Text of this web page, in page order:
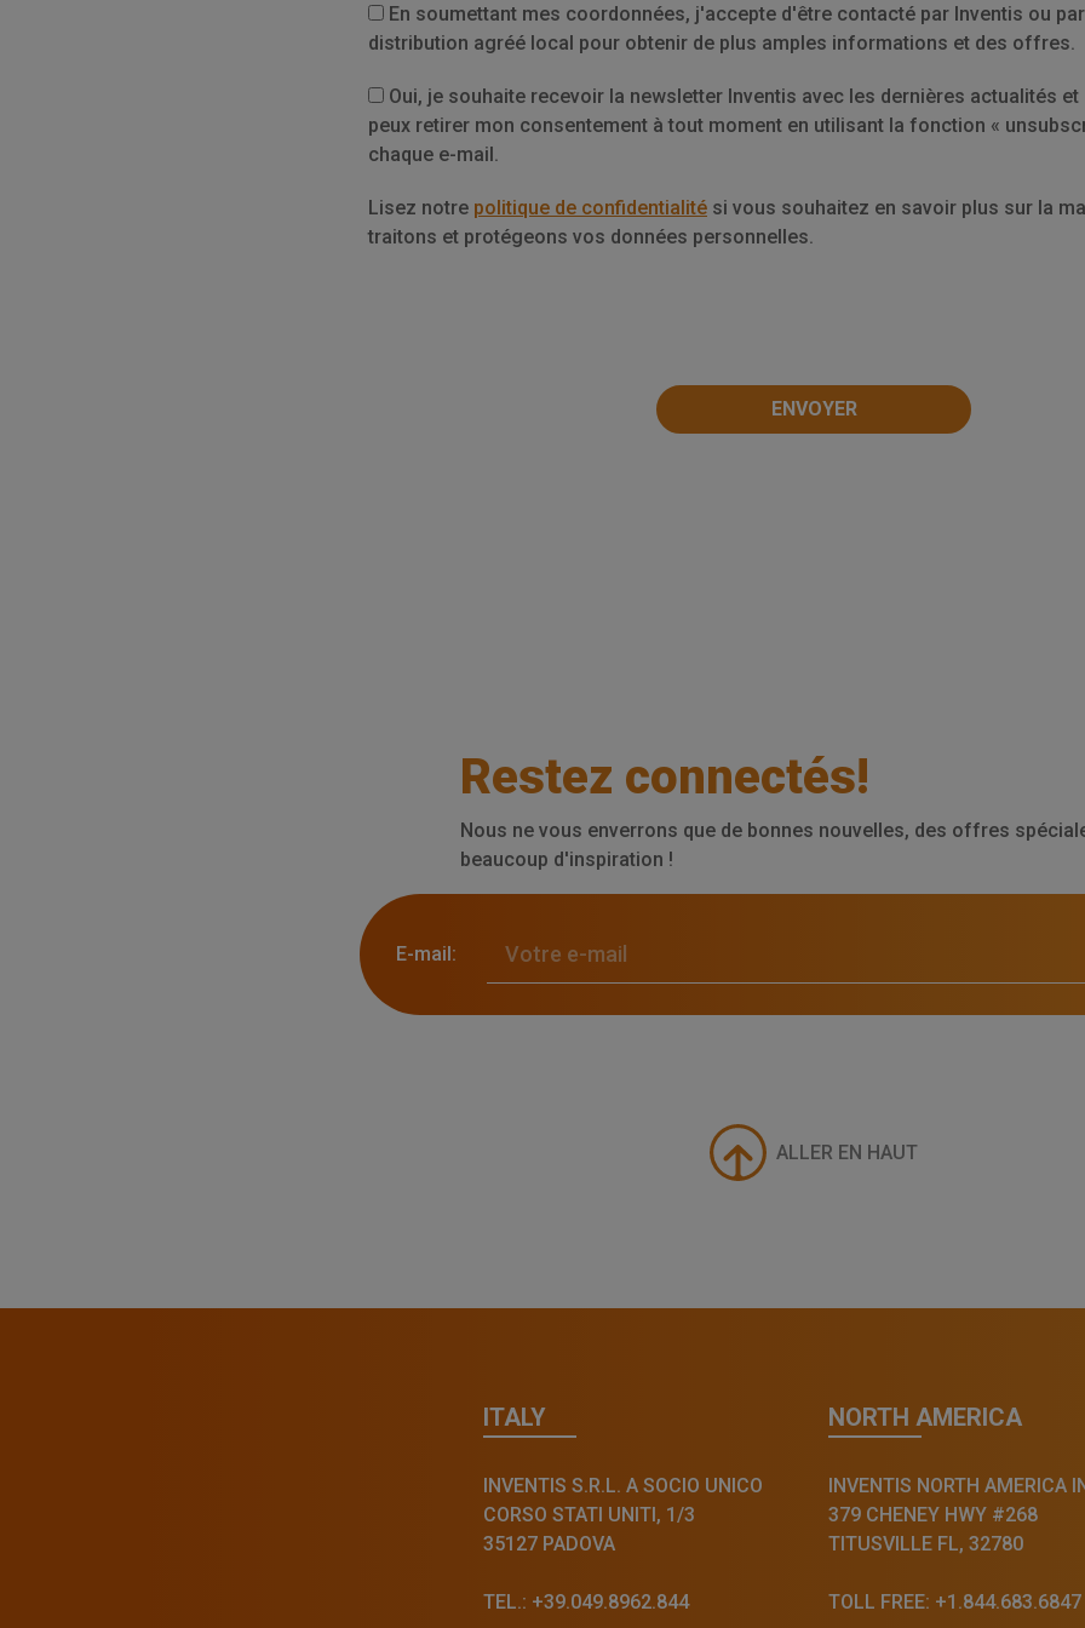
En soumettant mes coordonnées, j'accepte d'être contacté par Inventis ou
distribution agréé local pour obtenir de plus amples informations et des offres.
Oui, je souhaite recevoir la newsletter Inventis avec les dernières actualités
peux retirer mon consentement à tout moment en utilisant la fonction «
chaque e-mail.
Privacy
Lisez notre politique de confidentialité si vous souhaitez en savoir plus sur la
traitons et protégeons vos données personnelles.
Restez connectés!
Nous ne vous enverrons que de bonnes nouvelles, des offres
beaucoup d'inspiration !
E-mail:
ALLER EN HAUT
ITALY
INVENTIS S.R.L. A SOCIO UNICO
CORSO STATI UNITI, 1/3
35127 PADOVA
TEL.: +39.049.8962.844
NORTH AMERICA
INVENTIS NORTH AMERICA
379 CHENEY HWY #268
TITUSVILLE FL, 32780
TOLL FREE: +1.844.683.6847